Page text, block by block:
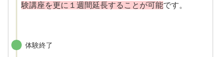
験講座を更に１週間延長することが可能です。
体験終了